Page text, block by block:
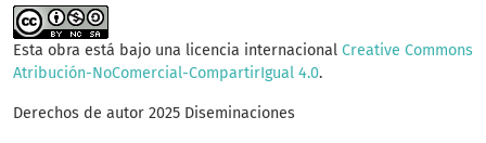
Esta obra está bajo una licencia internacional Creative Commons
Atribución-NoComercial-CompartirIgual 4.0.
Derechos de autor 2025 Diseminaciones